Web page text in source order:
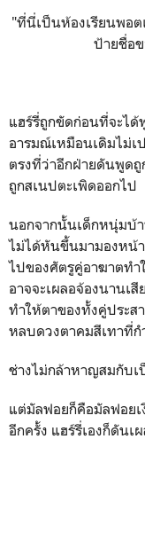
"ที่นี่เป็นห้องเรียนพอ
ป้ายชื่อ
แฮร์รี่ถูกขัดก่อนที่จะได้
อารมณ์เหมือนเดิมไม่เ
ตรงที่ว่าอีกฝ่ายดันพูดถู
ถูกสเนปตะเพิดออกไป
นอกจากนั้นเด็กหนุ่มบ้
ไม่ได้หันขึ้นมามองหน้
ไปของศัตรูคู่อาฆาตทำ
อาจจะเผลอจ้องนานเ
ทำให้ตาของทั้งคู่ประ
หลบดวงตาคมสีเทาที่
ช่างไม่กล้าหาญสมกับเ
แต่มัลฟอยก็คือมัลฟอย
อีกครั้ง แฮร์รี่เองก็ดันเ